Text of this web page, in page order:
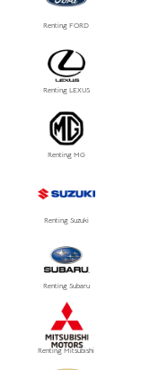
Renting FORD
Renting LEXUS
Renting MG
Renting Suzuki
Renting Subaru
Renting Mitsubishi